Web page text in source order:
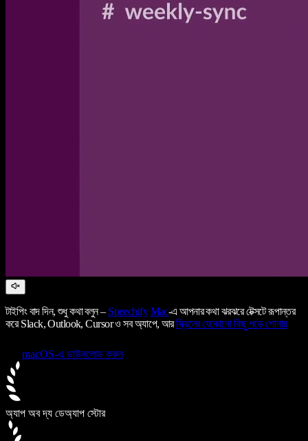
টাইপিং বাদ দিন, শুধু কথা বলুন – Speechify Mac-এ আপনার কথা ঝরঝরে টেক্সটে রূপান্তর
করে Slack, Outlook, Cursor ও সব অ্যাপে, আরস্ক্রিনের যেকোনো কিছু পড়ে শোনায়
macOS-এ ডাউনলোড করুন
অ্যাপ অব দ্য ডেঅ্যাপ স্টোর